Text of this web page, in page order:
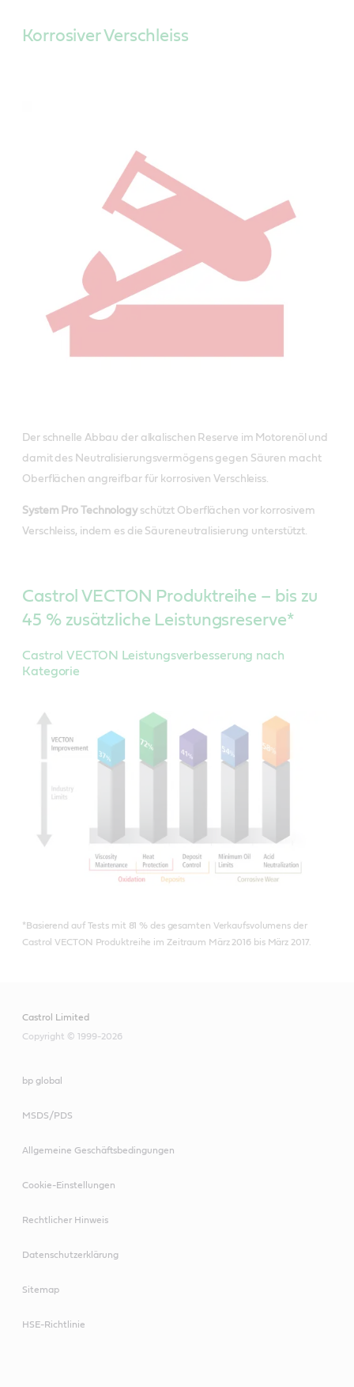
Korrosiver Verschleiss
Der schnelle Abbau der alkalischen Reserve im Motorenöl und
damit des Neutralisierungsvermögens gegen Säuren macht
Oberflächen angreifbar für korrosiven Verschleiss.
System Pro Technology schützt Oberflächen vor korrosivem
Verschleiss, indem es die Säureneutralisierung unterstützt.
Castrol VECTON Produktreihe – bis zu
45 % zusätzliche Leistungsreserve*
Castrol VECTON Leistungsverbesserung nach
Kategorie
*Basierend auf Tests mit 81 % des gesamten Verkaufsvolumens der
Castrol VECTON Produktreihe im Zeitraum März 2016 bis März 2017.
Castrol Limited
Copyright © 1999-2026
bp global
MSDS/PDS
Allgemeine Geschäftsbedingungen
Cookie-Einstellungen
Rechtlicher Hinweis
Datenschutzerklärung
Sitemap
HSE-Richtlinie